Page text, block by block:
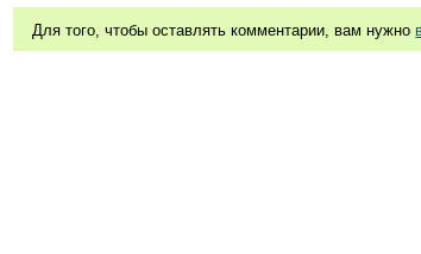
Для того, чтобы оставлять комментарии, вам нужно